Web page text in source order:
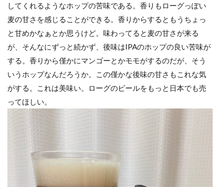
してくれるようなホップの苦味である。香りもローグっぽい
麦の甘さを感じることができる。香りからするともうちょっ
と甘めかなぁとか思うけど。味わってると麦の甘さが来る
が、そんなにずっと続かず、後味はIPAのホップの良い苦味が
する。香りから僅かにマンゴーとかモモがするのだが、そう
いうホップなんだろうか。この僅かな後味の甘さもこれな気
がする。これは美味い。ローグのビールをもっと日本でも売
ってほしい。